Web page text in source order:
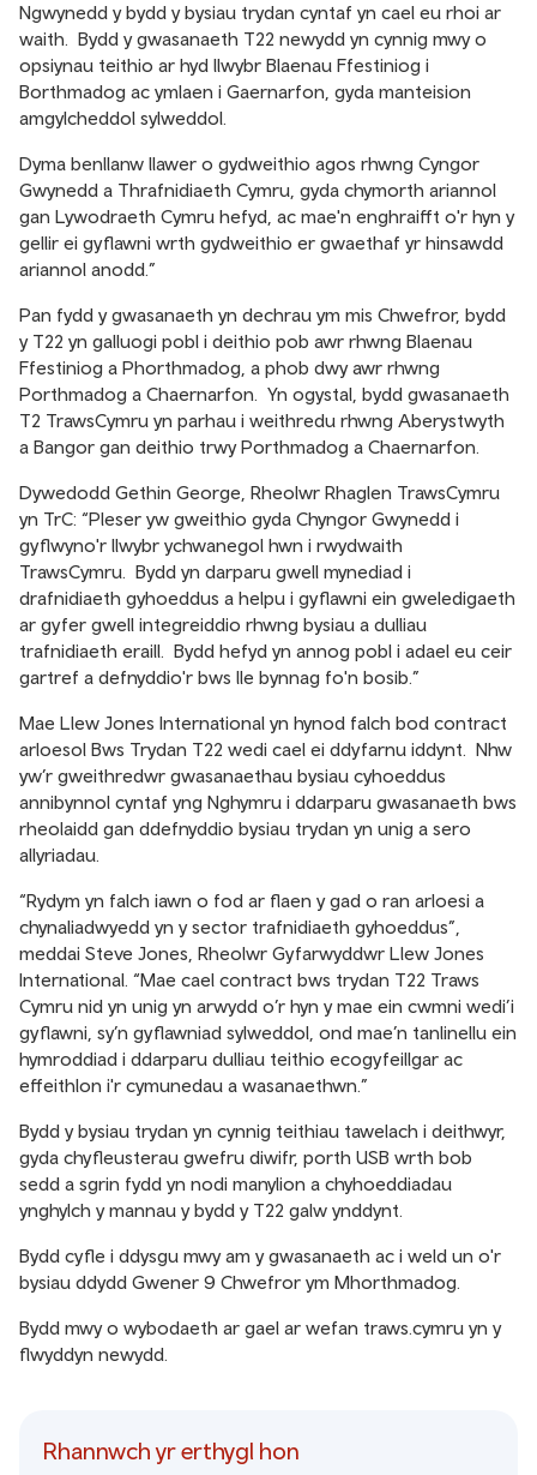
Ngwynedd y bydd y bysiau trydan cyntaf yn cael eu rhoi ar
waith. Bydd y gwasanaeth T22 newydd yn cynnig mwy o
opsiynau teithio ar hyd llwybr Blaenau Ffestiniog i
Borthmadog ac ymlaen i Gaernarfon, gyda manteision
amgylcheddol sylweddol.
Dyma benllanw llawer o gydweithio agos rhwng Cyngor
Gwynedd a Thrafnidiaeth Cymru, gyda chymorth ariannol
gan Lywodraeth Cymru hefyd, ac mae'n enghraifft o'r hyn y
gellir ei gyflawni wrth gydweithio er gwaethaf yr hinsawdd
ariannol anodd.”
Pan fydd y gwasanaeth yn dechrau ym mis Chwefror, bydd
y T22 yn galluogi pobl i deithio pob awr rhwng Blaenau
Ffestiniog a Phorthmadog, a phob dwy awr rhwng
Porthmadog a Chaernarfon. Yn ogystal, bydd gwasanaeth
T2 TrawsCymru yn parhau i weithredu rhwng Aberystwyth
a Bangor gan deithio trwy Porthmadog a Chaernarfon.
Dywedodd Gethin George, Rheolwr Rhaglen TrawsCymru
yn TrC: “Pleser yw gweithio gyda Chyngor Gwynedd i
gyflwyno'r llwybr ychwanegol hwn i rwydwaith
TrawsCymru. Bydd yn darparu gwell mynediad i
drafnidiaeth gyhoeddus a helpu i gyflawni ein gweledigaeth
ar gyfer gwell integreiddio rhwng bysiau a dulliau
trafnidiaeth eraill. Bydd hefyd yn annog pobl i adael eu ceir
gartref a defnyddio'r bws lle bynnag fo'n bosib.”
Mae Llew Jones International yn hynod falch bod contract
arloesol Bws Trydan T22 wedi cael ei ddyfarnu iddynt. Nhw
yw’r gweithredwr gwasanaethau bysiau cyhoeddus
annibynnol cyntaf yng Nghymru i ddarparu gwasanaeth bws
rheolaidd gan ddefnyddio bysiau trydan yn unig a sero
allyriadau.
“Rydym yn falch iawn o fod ar flaen y gad o ran arloesi a
chynaliadwyedd yn y sector trafnidiaeth gyhoeddus”,
meddai Steve Jones, Rheolwr Gyfarwyddwr Llew Jones
International. “Mae cael contract bws trydan T22 Traws
Cymru nid yn unig yn arwydd o’r hyn y mae ein cwmni wedi’i
gyflawni, sy’n gyflawniad sylweddol, ond mae’n tanlinellu ein
hymroddiad i ddarparu dulliau teithio ecogyfeillgar ac
effeithlon i'r cymunedau a wasanaethwn.”
Bydd y bysiau trydan yn cynnig teithiau tawelach i deithwyr,
gyda chyfleusterau gwefru diwifr, porth USB wrth bob
sedd a sgrin fydd yn nodi manylion a chyhoeddiadau
ynghylch y mannau y bydd y T22 galw ynddynt.
Bydd cyfle i ddysgu mwy am y gwasanaeth ac i weld un o'r
bysiau ddydd Gwener 9 Chwefror ym Mhorthmadog.
Bydd mwy o wybodaeth ar gael ar wefan traws.cymru yn y
flwyddyn newydd.
Rhannwch yr erthygl hon